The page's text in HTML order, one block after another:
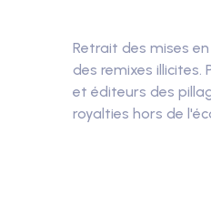
Retrait des mises
des remixes illicites.
et éditeurs des
royalties hors de